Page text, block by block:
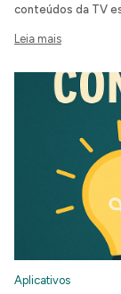
conteúdos da TV
Leia mais
Aplicativos